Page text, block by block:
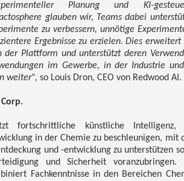
Planung und KI-
glauben wir, Teams dabei
zu verbessern, unnötige
Ergebnisse zu erzielen. Dies erweitert
der Plattform und unterstützt deren
im Gewerbe, in der Industrie
weiter", so Louis Dron, CEO von Redwood AI.
fortschrittliche künstliche Intelligenz,
in der Chemie zu beschleunigen, mit
und -entwicklung zu unterstützen
und Sicherheit voranzubringen.
Fachkenntnisse in den Bereichen